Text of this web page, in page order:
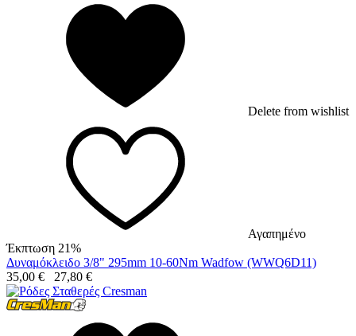
Delete from wishlist
Αγαπημένο
Έκπτωση 21%
Δυναμόκλειδο 3/8" 295mm 10-60Nm Wadfow (WWQ6D11)
35,00 € 27,80 €